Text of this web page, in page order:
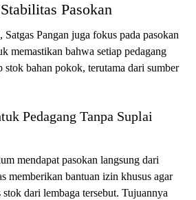
Pasokan
Satgas Pangan juga fokus pada pasokan
memastikan bahwa setiap pedagang
stok bahan pokok, terutama dari sumber
Pedagang Tanpa Suplai
mendapat pasokan langsung dari
memberikan bantuan izin khusus agar
stok dari lembaga tersebut. Tujuannya